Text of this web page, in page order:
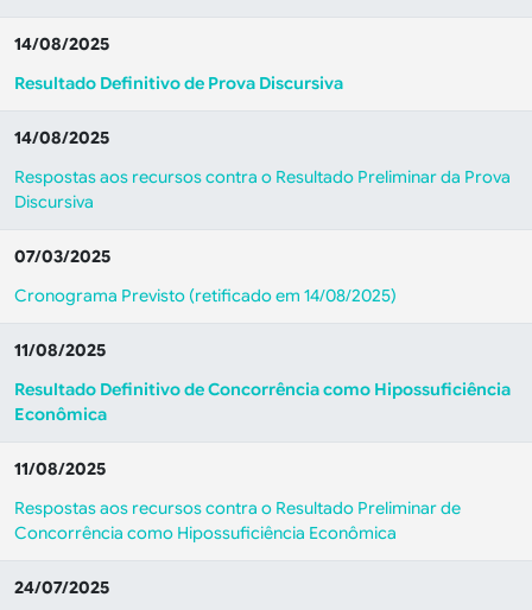
14/08/2025
Resultado Definitivo de Prova Discursiva
14/08/2025
Respostas aos recursos contra o Resultado Preliminar da Prova
Discursiva
07/03/2025
Cronograma Previsto (retificado em 14/08/2025)
11/08/2025
Resultado Definitivo de Concorrência como Hipossuficiência
Econômica
11/08/2025
Respostas aos recursos contra o Resultado Preliminar de
Concorrência como Hipossuficiência Econômica
24/07/2025